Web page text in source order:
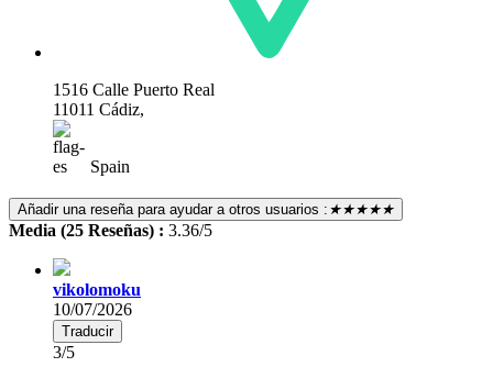
1516 Calle Puerto Real
11011 Cádiz,
Spain
Añadir una reseña para ayudar a otros usuarios : ★★★★★
Media (25 Reseñas) : 3.36/5
vikolomoku
10/07/2026
Traducir
3/5